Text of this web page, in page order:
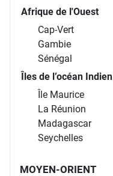
Afrique de l'Ouest
Cap-Vert
Gambie
Sénégal
Îles de l’océan Indien
Île Maurice
La Réunion
Madagascar
Seychelles
MOYEN-ORIENT